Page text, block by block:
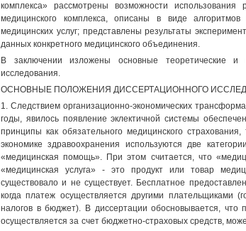
комплекса» рассмотрены возможности
медицинского комплекса, описаны в виде
медицинских услуг; представлены результаты
данных конкретного медицинского объединения.
В заключении изложены основные теоретические и
исследования.
ОСНОВНЫЕ ПОЛОЖЕНИЯ ДИССЕРТАЦИОННОГО
1. Следствием организационно-экономических
годы, явилось появление эклектичной системы
принципы как обязательного медицинского
экономике здравоохранения используются две
«медицинская помощь». При этом считается, что
«медицинская услуга» - это продукт или товар
существовало и не существует. Бесплатное
когда платеж осуществляется другими плательщиками
налогов в бюджет). В диссертации обосновывается, что
осуществляется за счет бюджетно-страховых средств,